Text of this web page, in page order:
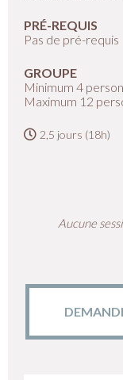
PRÉ-REQUIS
Pas de pré-requis
GROUPE
Minimum 4
Maximum 12
2,5 jours (18h)
Aucune